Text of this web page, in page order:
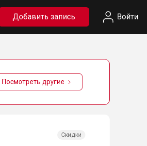
Добавить запись Войти
Посмотреть другие
Скидки